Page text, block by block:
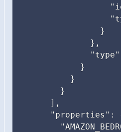
                }
              },
            }
          }
        }
      ],
"properties":